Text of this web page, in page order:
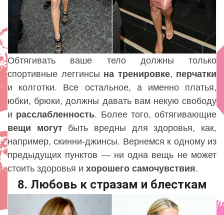
Обтягивать ваше тело должны только
спортивные леггинсы на тренировке, перчатки
и колготки. Все остальное, а именно платья,
юбки, брюки, должны давать вам некую свободу
и расслабленность. Более того, обтягивающие
вещи
могутбыть вредны для здоровья, как,
например, скинни-джинсы. Вернемся к одному из
предыдущих пунктов — ни одна вещь не может
стоить здоровья и хорошего самочувствия.
8. Любовь к стразам и блесткам